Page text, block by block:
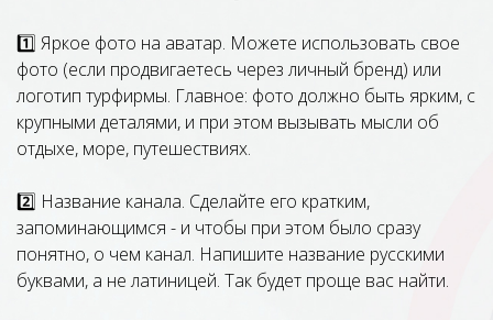
1️⃣ Яркое фото на аватар. Можете использовать свое
фото (если продвигаетесь через личный бренд) или
логотип турфирмы. Главное: фото должно быть ярким, с
крупными деталями, и при этом вызывать мысли об
отдыхе, море, путешествиях.
2️⃣ Название канала. Сделайте его кратким,
запоминающимся - и чтобы при этом было сразу
понятно, о чем канал. Напишите название русскими
буквами, а не латиницей. Так будет проще вас найти.